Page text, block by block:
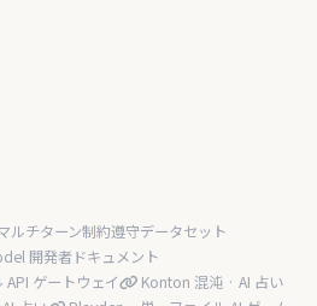
ルチターン制約遵守データセット
開発者ドキュメント
ゲートウェイ
Konton 混沌 · AI 占い